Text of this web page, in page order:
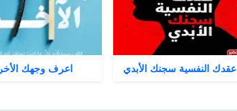
عقدك النفسية سجنك الأبدي اعرف وجهك الأخر